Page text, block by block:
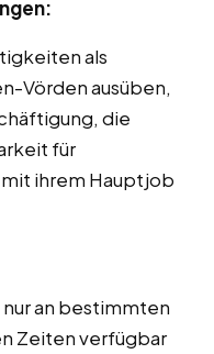
als
Vörden ausüben,
die
für
ihrem Hauptjob
an bestimmten
Zeiten verfügbar